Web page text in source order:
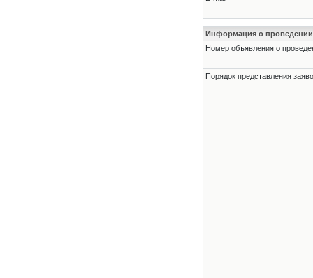
Информация о проведении
Номер объявления о
Порядок представления